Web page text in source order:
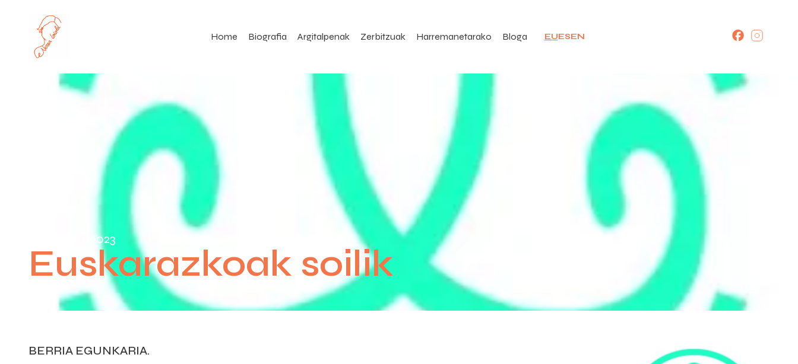
Home Biografia Argitalpenak Zerbitzuak Harremanetarako Bloga EUESEN
4 maiatza, 2023
Euskarazkoak soilik
BERRIA EGUNKARIA.